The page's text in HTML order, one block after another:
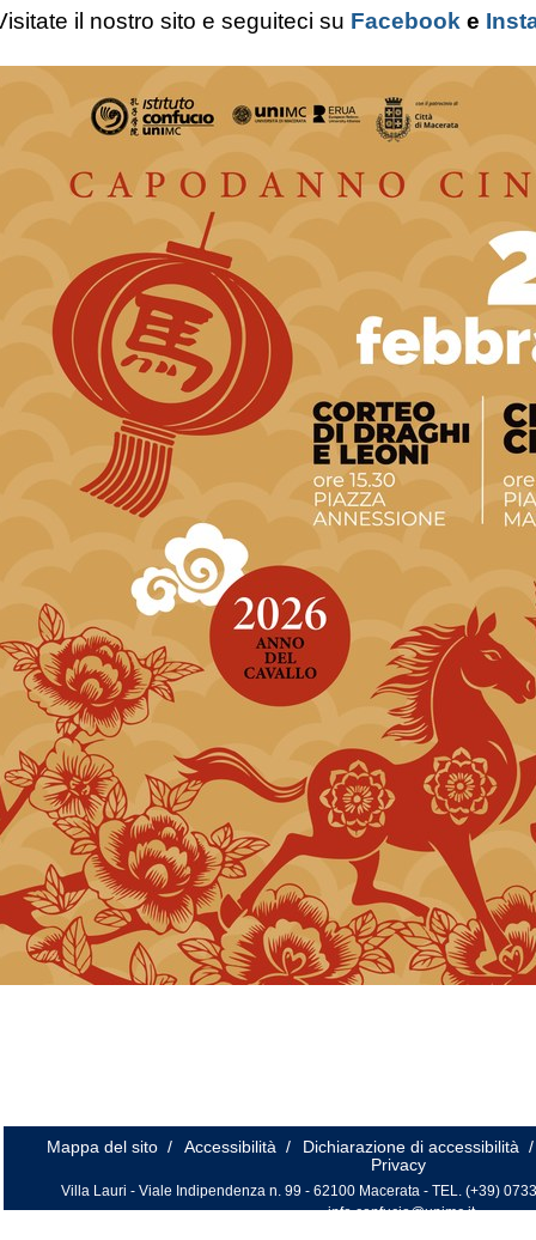
il nostro sito e seguiteci su Facebook e
Mappa del sito / Accessibilità / Dichiarazione di accessibilità /
Privacy
Villa Lauri - Viale Indipendenza n. 99 - 62100 Macerata - TEL. (+39)
info.confucio@unimc.it